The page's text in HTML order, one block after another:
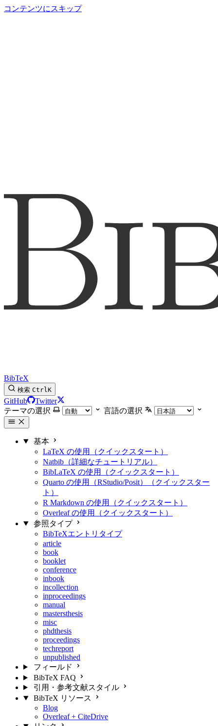
コンテンツにスキップ
BibTeX
検索 CtrlK
GitHub
Twitter
テーマの選択
言語の選択
基本
LaTeX の使用（クイックスタート）
Natbib（詳細なチュートリアル）
BibLaTeX の使用（クイックスタート）
Quarto の使用（RStudio/Posit）（クイックスター
ト）
R Markdown の使用（クイックスタート）
Overleaf の使用（クイックスタート）
参照タイプ
BibTeXエントリタイプ
article
book
booklet
conference
inbook
incollection
inproceedings
manual
mastersthesis
misc
phdthesis
proceedings
techreport
unpublished
フィールド
BibTeX FAQ
引用・参考文献スタイル
BibTeX リソース
Blog
Overleaf + CiteDrive